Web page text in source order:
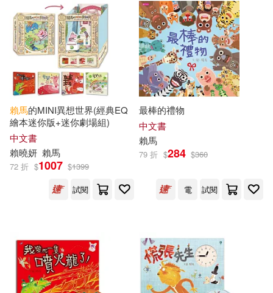
王智琪(1)
王淑芬、哲也、林世仁、管家琪周
姚萍、賴曉珍、王家珍 王文華、張
家驊、兔子波西(1)
石晏如(1) 聞駿(1)
親子天下×印花樂(1)
親子天下童書編輯部(1)
賴馬 吳敏蘭(1) 賴馬原創(1)
鄒國蘇(1)
海峽文藝出版社(1)
滾石移動(1)
聯經出版公司(1)
華中科技大學出版社(1)
適合平板閱讀(36)
其他 (可複選)
現在可購買商品(118)
作者/演唱/譯/編/繪(171)
-
賴馬的MINI異想世界(經典EQ
繪本迷你版+迷你劇場組)
中文書
賴曉妍 賴馬
72 折 $1007 $1399
試閱
最棒的禮物
中文書
賴馬
79 折 $284 $360
電 試閱